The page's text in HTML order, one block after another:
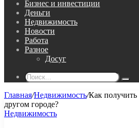
Бизнес и инвестиции
Деньги
Недвижимость
Новости
Работа
Разное
Досуг
Главная/Недвижимость/Как
другом городе?
Недвижимость